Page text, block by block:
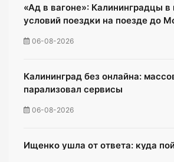
«Ад в вагоне»: Калининградцы в
условий поездки на поезде до
06-08-2026
Калининград без онлайна:
парализовал сервисы
06-08-2026
Ищенко ушла от ответа: куда